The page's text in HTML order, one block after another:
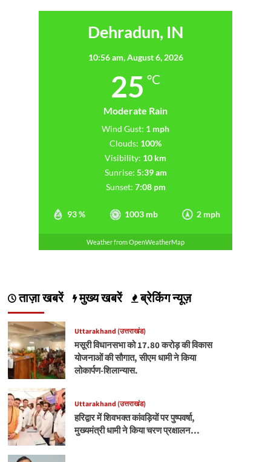
Dehradun, IN
10:56 am,August 6, 2026
25 °C
Moderate Rain
93 % 1003 mb 2 mph
Wind Gust: 1 mph
Clouds: 100%
Visibility: 10 km
Sunrise: 5:39 am
Sunset: 7:08 pm
Weather from OpenWeatherMap
ताज़ा खबरें मुख्य खबरें ब्रेकिंग न्यूज़
Uttarakhand (उत्तराखंड)
मसूरी विधानसभा को 17.80 करोड़ की विकास
योजनाओं की सौगात, सीएम धामी ने किया
लोकार्पण-शिलान्यास.
Uttarakhand (उत्तराखंड)
हरिद्वार में शिवभक्त कांवड़ियों पर पुष्पवर्षा,
मुख्यमंत्री धामी ने किया चरण प्रक्षालन…